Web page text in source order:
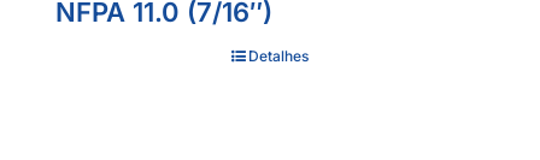
NFPA 11.0 (7/16″)
Detalhes